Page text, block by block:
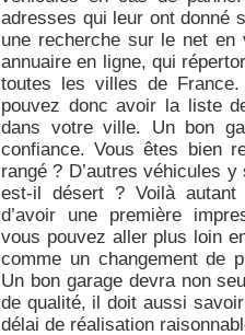
adresses qui leur ont donné
une recherche sur le net
annuaire en ligne, qui
toutes les villes de
pouvez donc avoir la liste
dans votre ville. Un bon
confiance. Vous êtes bien
rangé ? D’autres véhicules
est-il désert ? Voilà autant
d’avoir une première
vous pouvez aller plus loin
comme un changement de
Un bon garage devra non
de qualité, il doit aussi
délai de réalisation